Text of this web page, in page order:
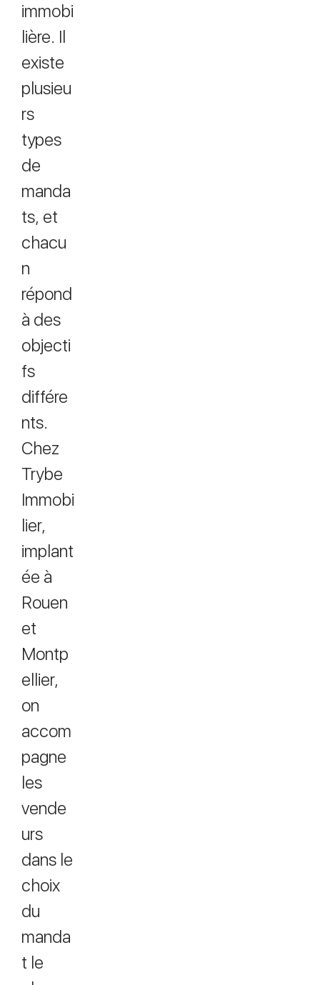
immobi
lière. Il
existe
plusieu
rs
types
de
manda
ts, et
chacu
n
répond
à des
objecti
fs
différe
nts.
Chez
Trybe
Immobi
lier,
implant
ée à
Rouen
et
Montp
ellier,
on
accom
pagne
les
vende
urs
dans le
choix
du
manda
t le